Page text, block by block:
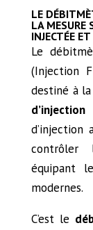
LE
LA MESURE
INJECTÉE
Le
(Injection
destiné à
d’injection
contrôler
équipant
modernes.
C’est le